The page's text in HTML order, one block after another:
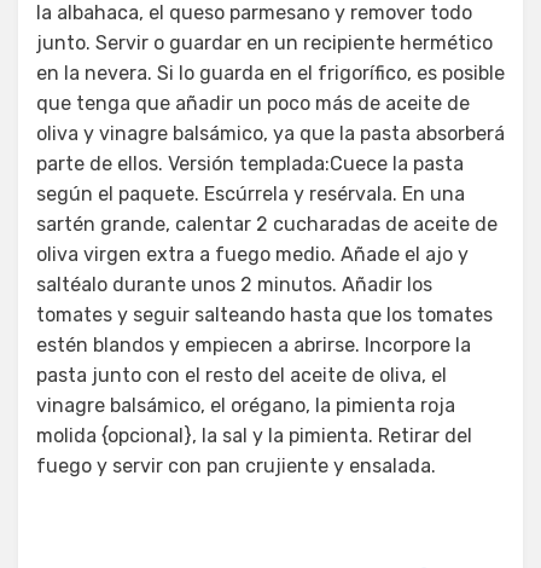
la albahaca, el queso parmesano y remover todo
junto. Servir o guardar en un recipiente hermético
en la nevera. Si lo guarda en el frigorífico, es posible
que tenga que añadir un poco más de aceite de
oliva y vinagre balsámico, ya que la pasta absorberá
parte de ellos. Versión templada:Cuece la pasta
según el paquete. Escúrrela y resérvala. En una
sartén grande, calentar 2 cucharadas de aceite de
oliva virgen extra a fuego medio. Añade el ajo y
saltéalo durante unos 2 minutos. Añadir los
tomates y seguir salteando hasta que los tomates
estén blandos y empiecen a abrirse. Incorpore la
pasta junto con el resto del aceite de oliva, el
vinagre balsámico, el orégano, la pimienta roja
molida {opcional}, la sal y la pimienta. Retirar del
fuego y servir con pan crujiente y ensalada.